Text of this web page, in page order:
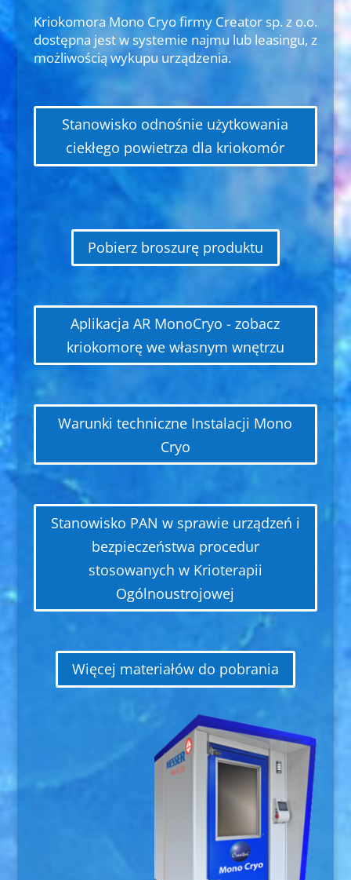
Kriokomora Mono Cryo firmy Creator sp. z o.o.
dostępna jest w systemie najmu lub leasingu, z
możliwością wykupu urządzenia.
Stanowisko odnośnie użytkowania
ciekłego powietrza dla kriokomór
Pobierz broszurę produktu
Aplikacja AR MonoCryo - zobacz
kriokomorę we własnym wnętrzu
Warunki techniczne Instalacji Mono
Cryo
Stanowisko PAN w sprawie urządzeń i
bezpieczeństwa procedur
stosowanych w Krioterapii
Ogólnoustrojowej
Więcej materiałów do pobrania